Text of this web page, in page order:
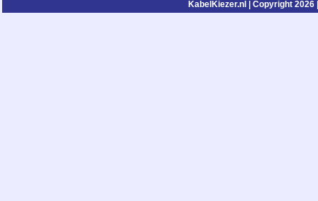
KabelKiezer.nl | Copyright 2026